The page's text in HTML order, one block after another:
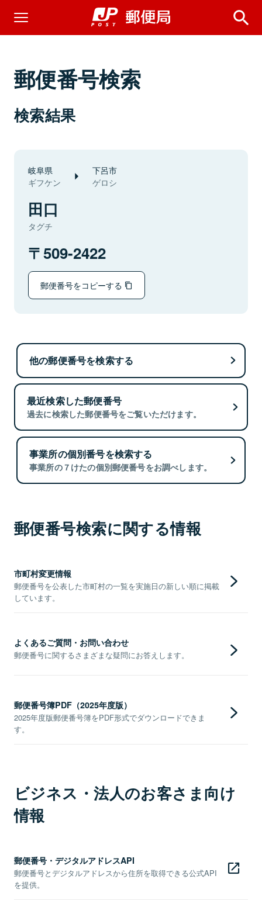
郵便番号検索
検索結果
岐阜県
ギフケン
下呂市
ゲロシ
田口
タグチ
509-2422
郵便番号をコピーする
他の郵便番号を検索する
最近検索した郵便番号
過去に検索した郵便番号をご覧いただけます。
事業所の個別番号を検索する
事業所の７けたの個別郵便番号をお調べします。
郵便番号検索に関する情報
市町村変更情報
郵便番号を公表した市町村の一覧を実施日の新しい順に掲載
しています。
よくあるご質問・お問い合わせ
郵便番号に関するさまざまな疑問にお答えします。
郵便番号簿PDF（2025年度版）
2025年度版郵便番号簿をPDF形式でダウンロードできま
す。
ビジネス・法人のお客さま向け
情報
郵便番号・デジタルアドレスAPI
郵便番号とデジタルアドレスから住所を取得できる公式API
を提供。